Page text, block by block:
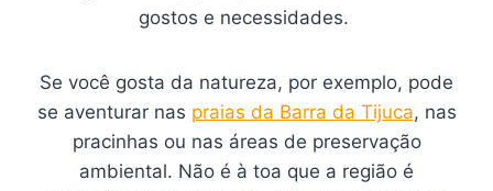
gostos e necessidades.
Se você gosta da natureza, por exemplo, pode
se aventurar nas praias da Barra da Tijuca, nas
pracinhas ou nas áreas de preservação
ambiental. Não é à toa que a região é